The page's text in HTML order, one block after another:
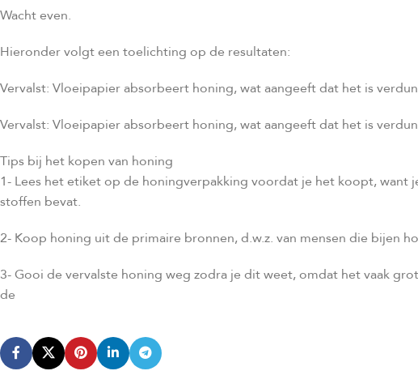
Wacht even.
Hieronder volgt een toelichting op de resultaten:
Vervalst: Vloeipapier absorbeert honing, wat aangeeft dat het is
Vervalst: Vloeipapier absorbeert honing, wat aangeeft dat het is
Tips bij het kopen van honing
1- Lees het etiket op de honingverpakking voordat je het koopt, want
stoffen bevat.
2- Koop honing uit de primaire bronnen, d.w.z. van mensen die bijen
3- Gooi de vervalste honing weg zodra je dit weet, omdat het vaak
de